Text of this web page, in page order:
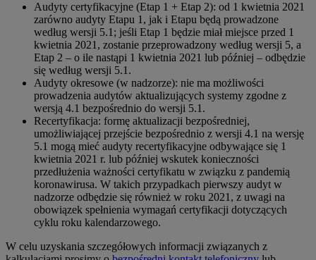
Audyty certyfikacyjne (Etap 1 + Etap 2): od 1 kwietnia 2021
zarówno audyty Etapu 1, jak i Etapu będą prowadzone
według wersji 5.1; jeśli Etap 1 będzie miał miejsce przed 1
kwietnia 2021, zostanie przeprowadzony według wersji 5, a
Etap 2 – o ile nastąpi 1 kwietnia 2021 lub później – odbędzie
się według wersji 5.1.
Audyty okresowe (w nadzorze): nie ma możliwości
prowadzenia audytów aktualizujących systemy zgodne z
wersją 4.1 bezpośrednio do wersji 5.1.
Recertyfikacja: formę aktualizacji bezpośredniej,
umożliwiającej przejście bezpośrednio z wersji 4.1 na wersję
5.1 mogą mieć audyty recertyfikacyjne odbywające się 1
kwietnia 2021 r. lub później wskutek konieczności
przedłużenia ważności certyfikatu w związku z pandemią
koronawirusa. W takich przypadkach pierwszy audyt w
nadzorze odbędzie się również w roku 2021, z uwagi na
obowiązek spełnienia wymagań certyfikacji dotyczących
cyklu roku kalendarzowego.
W celu uzyskania szczegółowych informacji związanych z